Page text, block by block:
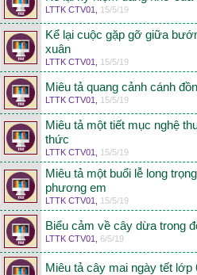
LTTK CTV01 15/5/19
Kể lại cuộc gặp gỡ giữa
xuân
LTTK CTV01 15/5/19
Miêu tả quang cảnh cánh
LTTK CTV01 15/5/19
Miêu tả một tiết mục nghệ
thức
LTTK CTV01 15/5/19
Miêu tả một buổi lễ long
phương em
LTTK CTV01 15/5/19
Biểu cảm về cây dừa trong
LTTK CTV01 6/5/19
Miêu tả cây mai ngày tết lớp